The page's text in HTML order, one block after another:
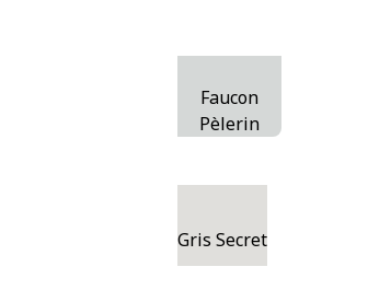
Faucon
Pèlerin
Gris Secret